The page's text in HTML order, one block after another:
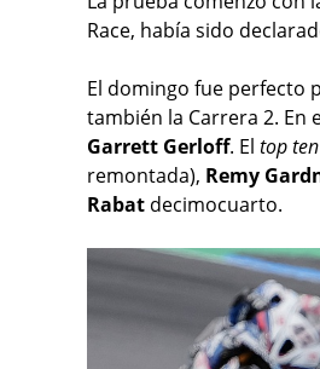
Race, había sido
El domingo fue perfecto
también la Carrera 2. En
Garrett Gerloff. El top ten
remontada), Remy
Rabat decimocuarto.